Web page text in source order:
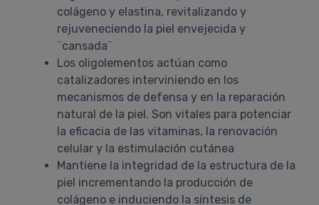
colágeno y elastina, revitalizando y
rejuveneciendo la piel envejecida y
¨cansada¨
Los oligolementos actúan como
catalizadores interviniendo en los
mecanismos de defensa y en la reparación
natural de la piel. Son vitales para potenciar
la eficacia de las vitaminas, la renovación
celular y la estimulación cutánea
Mantiene la integridad de la estructura de la
piel incrementando la producción de
colágeno e induciendo la síntesis de